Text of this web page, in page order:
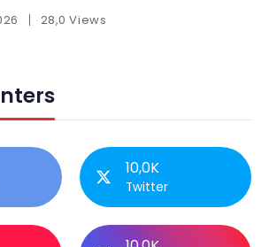
28,0 Views
10,0K
Twitter